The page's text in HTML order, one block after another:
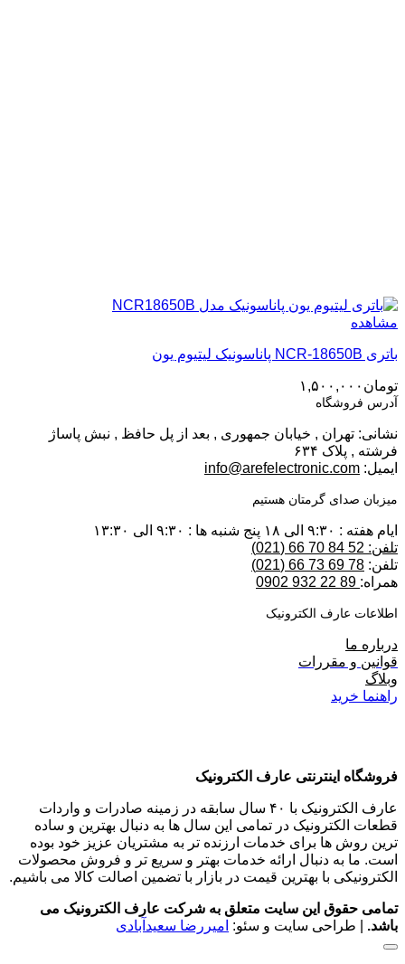
مشاهده
باتری NCR-18650B پاناسونیک لیتیوم یون
تومان ۱,۵۰۰,۰۰۰
آدرس فروشگاه
نشانی: تهران , خیابان جمهوری , بعد از پل حافظ , نبش پاساژ
فرشته , پلاک ۶۳۴
ایمیل: info@arefelectronic.com
میزبان صدای گرمتان هستیم
ایام هفته : ۹:۳۰ الی ۱۸ پنج شنبه ها : ۹:۳۰ الی ۱۳:۳۰
تلفن: 52 84 70 66 (021)
تلفن: 78 69 73 66 (021)
همراه:
اطلاعات عارف الکترونیک
درباره ما
قوانین و مقررات
وبلاگ
راهنما خرید
فروشگاه اینترنتی عارف الکترونیک
عارف الکترونیک با ۴۰ سال سابقه در زمینه صادرات و واردات
قطعات الکترونیک در تمامی این سال ها به دنبال بهترین و ساده
ترین روش ها برای خدمات ارزنده تر به مشتریان عزیز خود بوده
است. ما به دنبال ارائه خدمات بهتر و سریع تر و فروش محصولات
الکترونیکی با بهترین قیمت در بازار با تضمین اصالت کالا می باشیم.
تمامی حقوق این سایت متعلق به شرکت عارف الکترونیک می
باشد. | طراحی سایت و سئو: امیررضا سعیدآبادی